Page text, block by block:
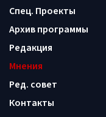
Спец. Проекты
Архив программы
Редакция
Мнения
Ред. совет
Контакты